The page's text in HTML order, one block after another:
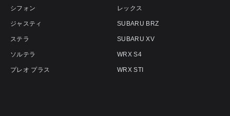
シフォン
ジャスティ
ステラ
ソルテラ
プレオ プラス
レックス
SUBARU BRZ
SUBARU XV
WRX S4
WRX STI